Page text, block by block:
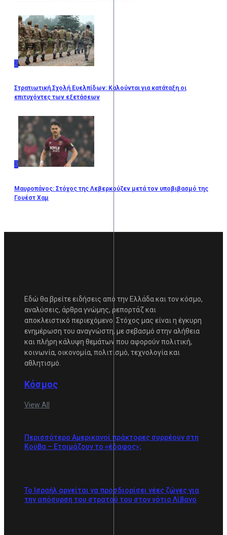
2
Στρατιωτική Σχολή Ευελπίδων: Καλούνται για κατάταξη οι
επιτυχόντες των εξετάσεων
3
Μαυροπάνος: Στόχος της Λεβερκούζεν μετά τον υποβιβασμό της
Γουέστ Χαμ
Εδώ θα βρείτε ειδήσεις από την Ελλάδα και τον κόσμο,
αναλύσεις, άρθρα γνώμης, ρεπορτάζ και
αποκλειστικό περιεχόμενο. Στόχος μας είναι η έγκυρη
ενημέρωση του αναγνώστη, με σεβασμό στην αλήθεια
και πλήρη κάλυψη θεμάτων που αφορούν πολιτική,
κοινωνία, οικονομία, πολιτισμό, τεχνολογία και
αθλητισμό.
Κόσμος
View All
Περισσότερο Αμερικανοί πράκτορες συρρέουν στη
Κούβα – Ετοιμάζουν το «έδαφος»;
Το Ισραήλ αρνείται να προσδιορίσει νέες ζώνες για
την απόσυρση του στρατού του στον νότιο Λίβανο